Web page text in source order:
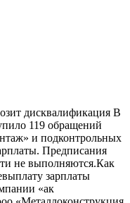
дисквалификация В
119 обращений
и подконтрольных
Предписания
не выполняются.Как
зарплаты
«ак